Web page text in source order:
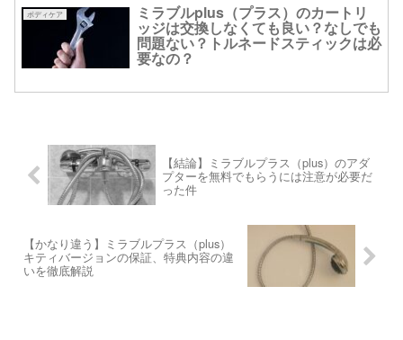
ボディケア ミラブルplus（プラス）のカートリ
ッジは交換しなくても良い？なしでも
問題ない？トルネードスティックは必
要なの？
【結論】ミラブルプラス（plus）のアダ
プターを無料でもらうには注意が必要だ
った件
【かなり違う】ミラブルプラス（plus）
キティバージョンの保証、特典内容の違
いを徹底解説